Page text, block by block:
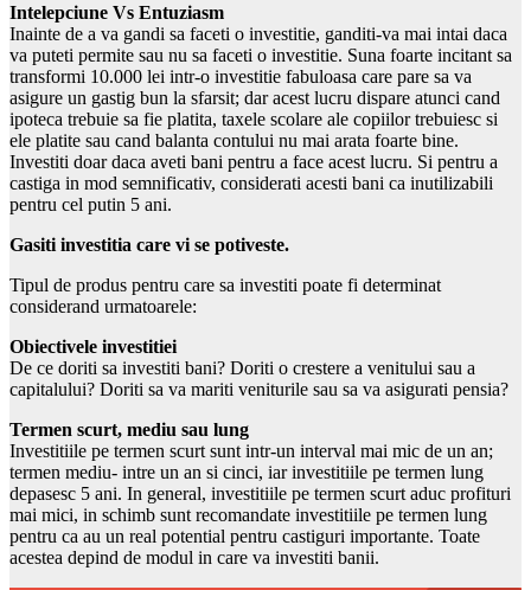
Intelepciune Vs Entuziasm
Inainte de a va gandi sa faceti o investitie, ganditi-va mai intai daca
va puteti permite sau nu sa faceti o investitie. Suna foarte incitant sa
transformi 10.000 lei intr-o investitie fabuloasa care pare sa va
asigure un gastig bun la sfarsit; dar acest lucru dispare atunci cand
ipoteca trebuie sa fie platita, taxele scolare ale copiilor trebuiesc si
ele platite sau cand balanta contului nu mai arata foarte bine.
Investiti doar daca aveti bani pentru a face acest lucru. Si pentru a
castiga in mod semnificativ, considerati acesti bani ca inutilizabili
pentru cel putin 5 ani.
Gasiti investitia care vi se potiveste.
Tipul de produs pentru care sa investiti poate fi determinat
considerand urmatoarele:
Obiectivele investitiei
De ce doriti sa investiti bani? Doriti o crestere a venitului sau a
capitalului? Doriti sa va mariti veniturile sau sa va asigurati pensia?
Termen scurt, mediu sau lung
Investitiile pe termen scurt sunt intr-un interval mai mic de un an;
termen mediu- intre un an si cinci, iar investitiile pe termen lung
depasesc 5 ani. In general, investitiile pe termen scurt aduc profituri
mai mici, in schimb sunt recomandate investitiile pe termen lung
pentru ca au un real potential pentru castiguri importante. Toate
acestea depind de modul in care va investiti banii.